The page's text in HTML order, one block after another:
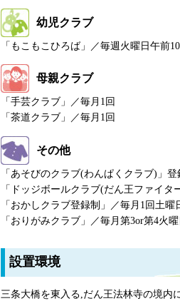
幼児クラブ
「もこもこひろば」／毎週火曜日午前
母親クラブ
「手芸クラブ」／毎月1回
「茶道クラブ」／毎月1回
その他
「あそびのクラブ(わんぱくクラブ)」
「ドッジボールクラブ(だん王ファイ
「おかしクラブ登録制」／毎月1回土曜
「おりがみクラブ」／毎月第3or第4火曜
設置環境
三条大橋を東入る,だん王法林寺の境内